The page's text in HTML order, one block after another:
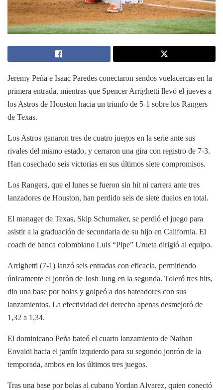
Jeremy Peña e Isaac Paredes conectaron sendos vuelacercas en la
primera entrada, mientras que Spencer Arrighetti llevó el jueves a
los Astros de Houston hacia un triunfo de 5-1 sobre los Rangers
de Texas.
Los Astros ganaron tres de cuatro juegos en la serie ante sus
rivales del mismo estado, y cerraron una gira con registro de 7-3.
Han cosechado seis victorias en sus últimos siete compromisos.
Los Rangers, que el lunes se fueron sin hit ni carrera ante tres
lanzadores de Houston, han perdido seis de siete duelos en total.
El manager de Texas, Skip Schumaker, se perdió el juego para
asistir a la graduación de secundaria de su hijo en California. El
coach de banca colombiano Luis “Pipe” Urueta dirigió al equipo.
Arrighetti (7-1) lanzó seis entradas con eficacia, permitiendo
únicamente el jonrón de Josh Jung en la segunda. Toleró tres hits,
dio una base por bolas y golpeó a dos bateadores con sus
lanzamientos. La efectividad del derecho apenas desmejoró de
1,32 a 1,34.
El dominicano Peña bateó el cuarto lanzamiento de Nathan
Eovaldi hacia el jardín izquierdo para su segundo jonrón de la
temporada, ambos en los últimos tres juegos.
Tras una base por bolas al cubano Yordan Alvarez, quien conectó